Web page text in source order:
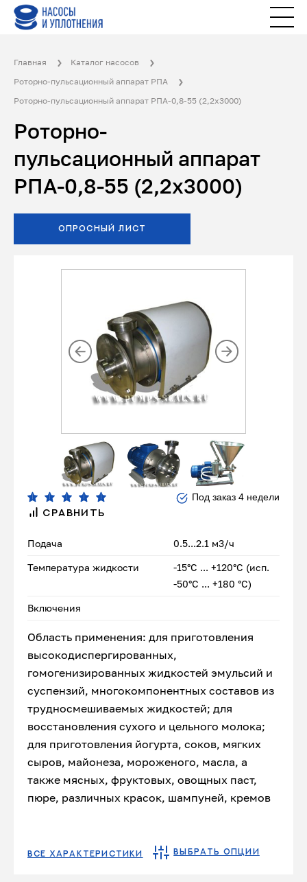
Главная
Каталог насосов
Роторно-пульсационный аппарат РПА
Роторно-пульсационный аппарат РПА-0,8-55 (2,2х3000)
Роторно-
пульсационный аппарат
РПА-0,8-55 (2,2х3000)
ОПРОСНЫЙ ЛИСТ
Под заказ 4 недели
СРАВНИТЬ
Подача 0.5...2.1 м3/ч
Температура жидкости
-15°С ... +120°С (исп.
-50°С ... +180 °С)
Включения
Область применения: для приготовления
высокодиспергированных,
гомогенизированных жидкостей эмульсий и
суспензий, многокомпонентных составов из
трудносмешиваемых жидкостей; для
восстановления сухого и цельного молока;
для приготовления йогурта, соков, мягких
сыров, майонеза, мороженого, масла, а
также мясных, фруктовых, овощных паст,
пюре, различных красок, шампуней, кремов
ВСЕ ХАРАКТЕРИСТИКИ ВЫБРАТЬ ОПЦИИ